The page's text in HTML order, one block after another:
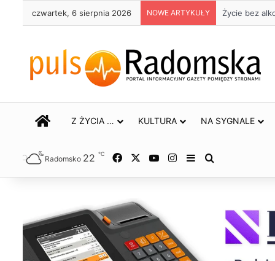
czwartek, 6 sierpnia 2026 NOWE ARTYKUŁY Trwa remont
STRONA GŁÓWNA
Z ŻYCIA … KULTURA NA SYGNALE
Radomsko 22 ℃ Facebook YouTubeInstagram
Sidebar